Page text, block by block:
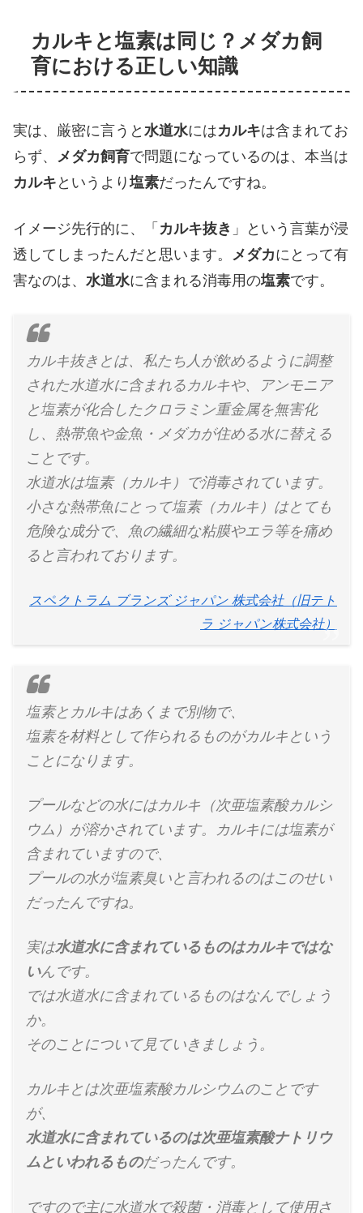
カルキと塩素は同じ？メダカ飼
育における正しい知識
実は、厳密に言うと 水道水にはカルキは含まれてお
らず、 メダカ飼育で問題になっているのは、本当は
カルキ というより塩素だったんですね。
イメージ先行的に、「 カルキ抜き 」という言葉が浸
透してしまったんだと思います。 メダカにとって有
害なのは、 水道水に含まれる消毒用の塩素です。
カルキ抜きとは、私たち人が飲めるように調整
された水道水に含まれるカルキや、アンモニア
と塩素が化合したクロラミン重金属を無害化
し、熱帯魚や金魚・メダカが住める水に替える
ことです。
水道水は塩素（カルキ）で消毒されています。
小さな熱帯魚にとって塩素（カルキ）はとても
危険な成分で、魚の繊細な粘膜やエラ等を痛め
ると言われております。
スペクトラム ブランズ ジャパン 株式会社（旧テト
ラ ジャパン株式会社）
塩素とカルキはあくまで別物で、
塩素を材料として作られるものがカルキという
ことになります。
プールなどの水にはカルキ（次亜塩素酸カルシ
ウム）が溶かされています。カルキには塩素が
含まれていますので、
プールの水が塩素臭いと言われるのはこのせい
だったんですね。
実は水道水に含まれているものはカルキではな
いんです。
では水道水に含まれているものはなんでしょう
か。
そのことについて見ていきましょう。
カルキとは次亜塩素酸カルシウムのことです
が、
水道水に含まれているのは次亜塩素酸ナトリウ
ムといわれるものだったんです。
ですので主に水道水で殺菌・消毒として使用さ